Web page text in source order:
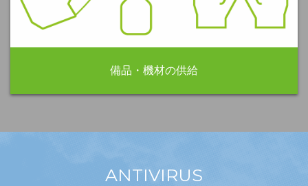
備品・機材の供給
ANTIVIRUS